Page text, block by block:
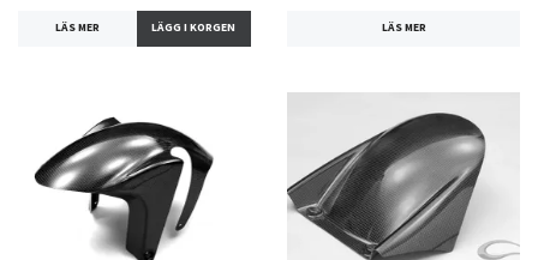
LÄS MER LÄS MER